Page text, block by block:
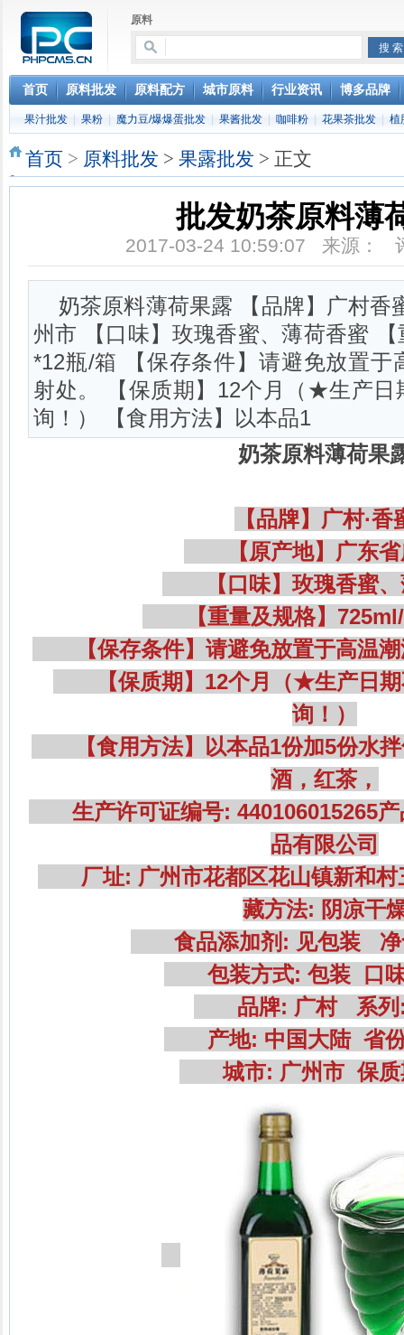
原料
首页 原料批发 原料配方 城市原料 行业资讯 博多品牌
果汁批发 果粉 魔力豆/爆爆蛋批发 果酱批发 咖啡粉 花果茶批发 植
首页 > 原料批发 > 果露批发 > 正文
批发奶茶原料薄
2017-03-24 10:59:07 来源：
奶茶原料薄荷果露 【品牌】广村香
州市 【口味】玫瑰香蜜、薄荷香蜜
*12瓶/箱 【保存条件】请避免放置于
射处。 【保质期】12个月（★生产日
询！） 【食用方法】以本品1
奶茶原料薄荷果
【品牌】广村·香
【原产地】广东省
【口味】玫瑰香蜜、
【重量及规格】725ml/
【保存条件】请避免放置于高温潮
【保质期】12个月（★生产日期
询！）
【食用方法】以本品1份加5份水拌
酒，红茶，
生产许可证编号: 440106015265产
品有限公司
厂址: 广州市花都区花山镇新和村
藏方法: 阴凉干
食品添加剂: 见包装 净
包装方式: 包装 口味
品牌: 广村 系列:
产地: 中国大陆 省份
城市: 广州市 保质